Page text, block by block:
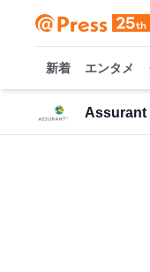
新着 エンタメ
Assurant